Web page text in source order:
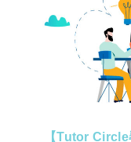
【Tutor